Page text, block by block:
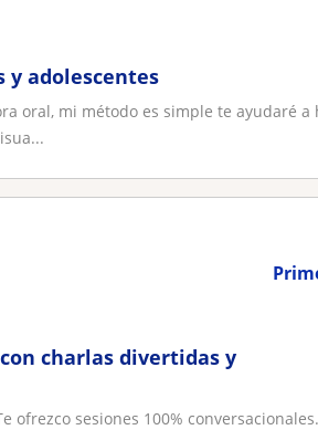
y adolescentes
oral, mi método es simple te ayudaré
charlas divertidas y
ofrezco sesiones 100%